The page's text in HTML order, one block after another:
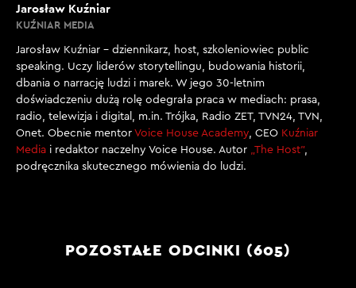
Jarosław Kuźniar
KUŹNIAR MEDIA
Jarosław Kuźniar – dziennikarz, host, szkoleniowiec public
speaking. Uczy liderów storytellingu, budowania historii,
dbania o narrację ludzi i marek. W jego 30-letnim
doświadczeniu dużą rolę odegrała praca w mediach: prasa,
radio, telewizja i digital, m.in. Trójka, Radio ZET, TVN24, TVN,
Onet. Obecnie mentor Voice House Academy, CEO Kuźniar
Media i redaktor naczelny Voice House. Autor „The Host”,
podręcznika skutecznego mówienia do ludzi.
POZOSTAŁE ODCINKI (605)